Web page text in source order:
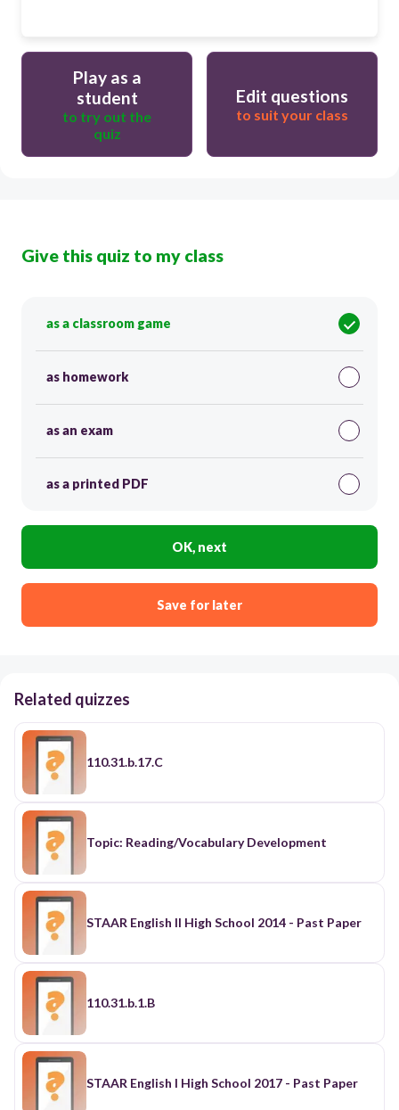
Play as a
student
to try out the
quiz
Edit questions
to suit your class
Give this quiz to my class
as a classroom game
as homework
as an exam
as a printed PDF
OK, next
Save for later
Related quizzes
110.31.b.17.C
Topic: Reading/Vocabulary Development
STAAR English II High School 2014 - Past Paper
110.31.b.1.B
STAAR English I High School 2017 - Past Paper